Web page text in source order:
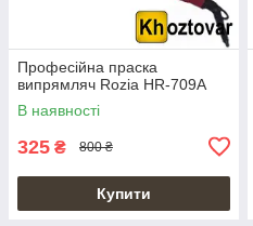
Професійна праска
випрямляч Rozia HR-709A
В наявності
325 ₴ 800 ₴
Купити